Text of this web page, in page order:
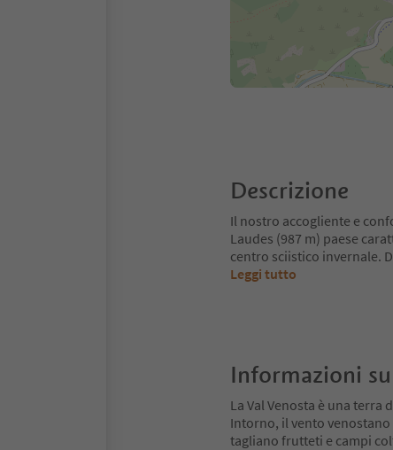
Descrizione
Il nostro accogliente e
Laudes (987 m) paese
centro sciistico invernale.
Leggi tutto
Informazioni
La Val Venosta è una terra
Intorno, il vento
tagliano frutteti e campi